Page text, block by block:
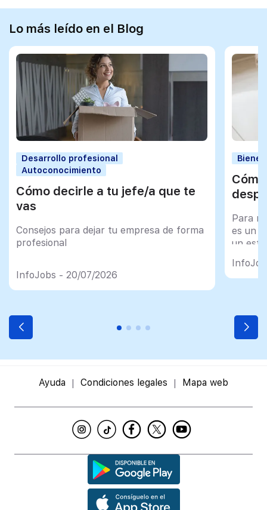
Lo más leído en el Blog
Desarrollo profesional
Autoconocimiento
Cómo decirle a tu jefe/a que te
vas
Consejos para dejar tu empresa de forma
profesional
InfoJobs - 20/07/2026
Para
es un
un
Ayuda Condiciones legales Mapa web